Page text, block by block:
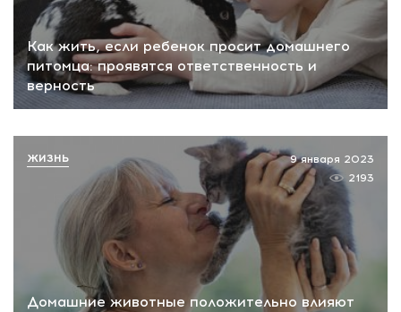
Как жить, если ребенок просит домашнего
питомца: проявятся ответственность и
верность
Домашние животные положительно влияют
9 января 2023
2193
ЖИЗНЬ